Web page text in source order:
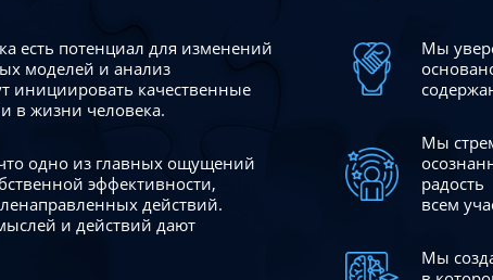
есть потенциал для изменений
моделей и анализ
инициировать качественные
в жизни человека.
одно из главных ощущений
эффективности,
действий.
и действий дают
Мы
Мы
радость
всем
Мы